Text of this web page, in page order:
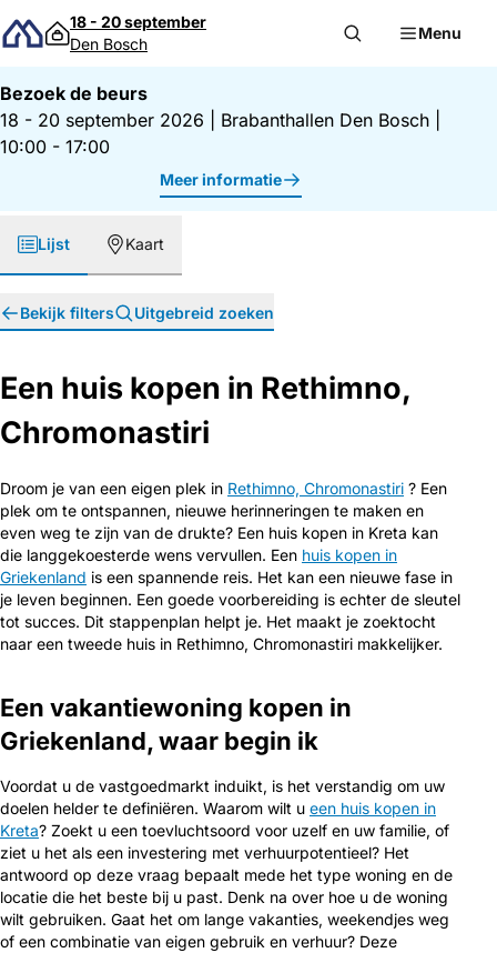
Direct naar inhoud
18 - 20 september
Den Bosch
Menu
Bezoek de beurs
18 - 20 september 2026
Brabanthallen Den Bosch
10:00 - 17:00
Meer informatie
Lijst Kaart
Bekijk filters Uitgebreid zoeken
Een huis kopen in Rethimno,
Chromonastiri
Droom je van een eigen plek in Rethimno, Chromonastiri ? Een
plek om te ontspannen, nieuwe herinneringen te maken en
even weg te zijn van de drukte? Een huis kopen in Kreta kan
die langgekoesterde wens vervullen. Een huis kopen in
Griekenland is een spannende reis. Het kan een nieuwe fase in
je leven beginnen. Een goede voorbereiding is echter de sleutel
tot succes. Dit stappenplan helpt je. Het maakt je zoektocht
naar een tweede huis in Rethimno, Chromonastiri makkelijker.
Een vakantiewoning kopen in
Griekenland, waar begin ik
Voordat u de vastgoedmarkt induikt, is het verstandig om uw
doelen helder te definiëren. Waarom wilt u een huis kopen in
Kreta? Zoekt u een toevluchtsoord voor uzelf en uw familie, of
ziet u het als een investering met verhuurpotentieel? Het
antwoord op deze vraag bepaalt mede het type woning en de
locatie die het beste bij u past. Denk na over hoe u de woning
wilt gebruiken. Gaat het om lange vakanties, weekendjes weg
of een combinatie van eigen gebruik en verhuur? Deze